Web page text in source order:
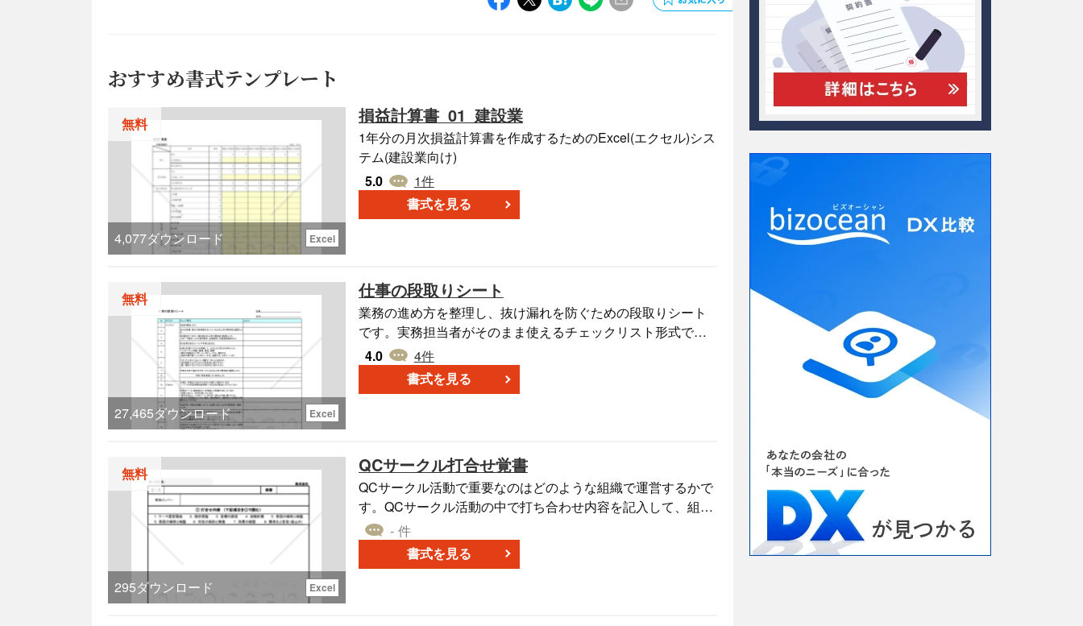
おすすめ書式テンプレート
無料
4,077ダウンロード Excel
損益計算書_01_建設業
1年分の月次損益計算書を作成するためのExcel(エクセル)シス
テム(建設業向け)
5.0
1件
書式を見る
無料
27,465ダウンロード Excel
仕事の段取りシート
業務の進め方を整理し、抜け漏れを防ぐための段取りシート
です。実務担当者がそのまま使えるチェックリスト形式で、
確認しながら作業を進めることができます。業務前の準備か
ら実行までを一貫して管理できる構成です。無料ダウンロー
ドして業務効率化にお役立てください。 ■仕事の段取りシー
整理する際に活用できます。 ＜日常業務の品質管理に＞ チェ
ック項目を確認しながら作業を進めることでミスを防ぎま
す。 ＜チーム内の情報共有に＞ 進捗やコメントを記録し、関
係者間で共有できます。 ■作成・利用時のポイント ＜目的と
役割の明確化＞ 作業の前提条件を整理してから進めます。 ＜
優先順位の設定＞ 対応順を明確にすることで効率的に進行で
4.0 4件
書式を見る
無料
295ダウンロード Excel
QCサークル打合せ覚書
QCサークル活動で重要なのはどのような組織で運営するかで
す。QCサークル活動の中で打ち合わせ内容を記入して、組織
の中で回覧して推進員や事務局もサークル活動に巻き込みな
がら進めると言う、担当者だけが苦労するようなQCサークル
は続きません。回覧ルートを作り全員参加のQCサークル活動
- 件
書式を見る